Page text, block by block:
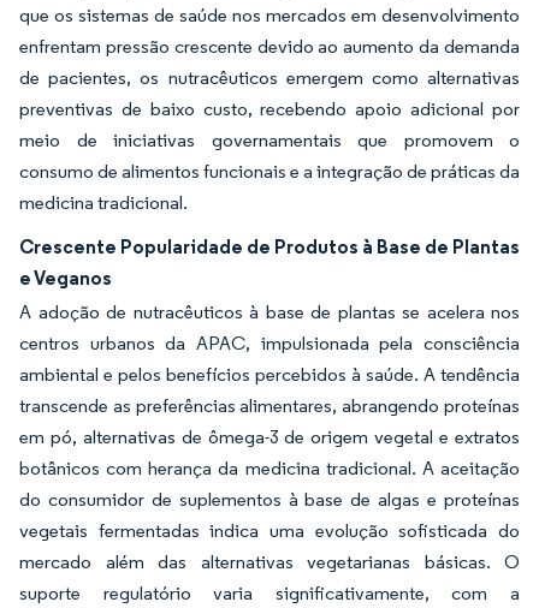
que os sistemas de saúde nos mercados em desenvolvimento
enfrentam pressão crescente devido ao aumento da demanda
de pacientes, os nutracêuticos emergem como alternativas
preventivas de baixo custo, recebendo apoio adicional por
meio de iniciativas governamentais que promovem o
consumo de alimentos funcionais e a integração de práticas da
medicina tradicional.
Crescente Popularidade de Produtos à Base de Plantas
e Veganos
A adoção de nutracêuticos à base de plantas se acelera nos
centros urbanos da APAC, impulsionada pela consciência
ambiental e pelos benefícios percebidos à saúde. A tendência
transcende as preferências alimentares, abrangendo proteínas
em pó, alternativas de ômega-3 de origem vegetal e extratos
botânicos com herança da medicina tradicional. A aceitação
do consumidor de suplementos à base de algas e proteínas
vegetais fermentadas indica uma evolução sofisticada do
mercado além das alternativas vegetarianas básicas. O
suporte regulatório varia significativamente, com a